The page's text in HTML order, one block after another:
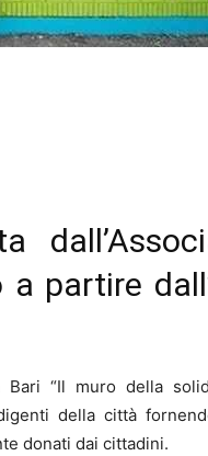
partire
Bari “Il muro della
della città
donati dai cittadini.